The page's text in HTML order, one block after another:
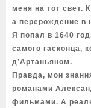
меня на тот свет.
а перерождение в
Я попал в 1640
самого гасконца,
д’Артаньяном.
Правда, мои
романами
фильмами. А